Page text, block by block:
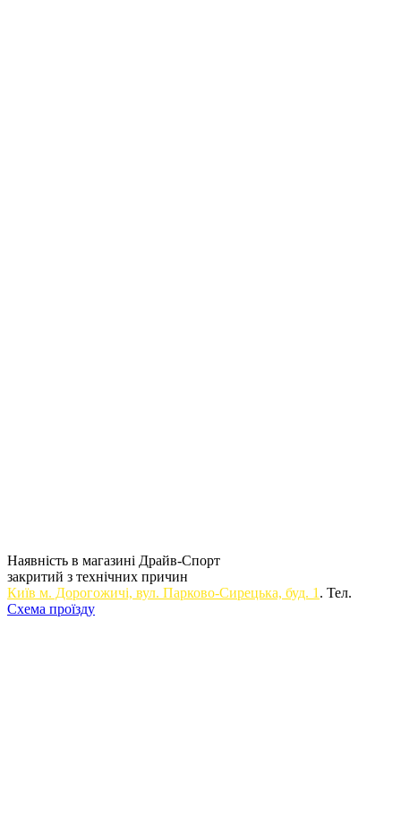
Наявність в магазині Драйв-Спорт
закритий з технічних причин
Київ м. Дорогожичi, вул. Парково-Сирецька, буд. 1 . Тел.
Схема проїзду